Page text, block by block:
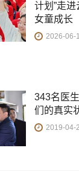
计划”走
女童成长
2026-06-
343名医
们的真实
2019-04-